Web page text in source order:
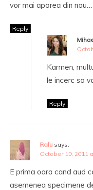
vor mai aparea din
Reply
Karmen,
le incerc sa
Reply
Ralu says:
October 10, 2011
E prima oara cand aud
asemenea specimene